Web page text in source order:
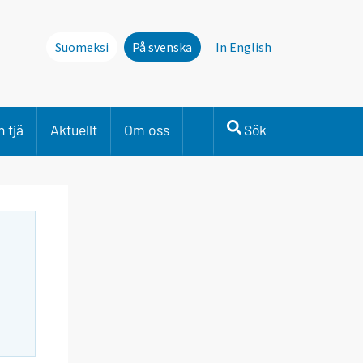
Suomeksi På svenska In English
tjä Aktuellt Om oss Sök